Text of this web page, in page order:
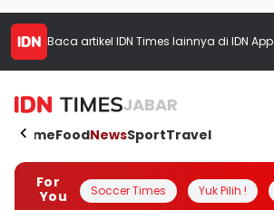
Baca artikel IDN Times lainnya di IDN App
JABAR
HomeFoodNewsSportTravel
For
You
Soccer Times Yuk Pilih !